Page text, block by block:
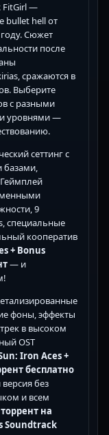
FitGirl —
bullet hell от
Сюжет
после
сражаются в
Выберите
с разными
уровнями —
сеттинг с
базами,
9
специальные
кооператив
+ Bonus
— и
фоны, эффекты
в высоком
OST
Iron Aces +
бесплатно
без
и всем
на
Soundtrack